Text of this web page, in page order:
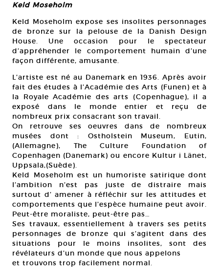
Keld Moseholm
Keld Moseholm expose ses insolites personnages
de bronze sur la pelouse de la Danish Design
House. Une occasion pour le spectateur
d’appréhender le comportement humain d’une
façon différente, amusante.
L’artiste est né au Danemark en 1936. Après avoir
fait des études à l’Académie des Arts (Funen) et à
la Royale Académie des arts (Copenhague), il a
exposé dans le monde entier et reçu de
nombreux prix consacrant son travail.
On retrouve ses oeuvres dans de nombreux
musées dont : Ostholstein Museum, Eutin,
(Allemagne), The Culture Foundation of
Copenhagen (Danemark) ou encore Kultur i Länet,
Uppsala,(Suède).
Keld Moseholm est un humoriste satirique dont
l’ambition n’est pas juste de distraire mais
surtout d’ amener à réfléchir sur les attitudes et
comportements que l’espèce humaine peut avoir.
Peut-être moraliste, peut-être pas…
Ses travaux, essentiellement à travers ses petits
personnages de bronze qui s’agitent dans des
situations pour le moins insolites, sont des
révélateurs d’un monde que nous appelons
et trouvons trop facilement normal.